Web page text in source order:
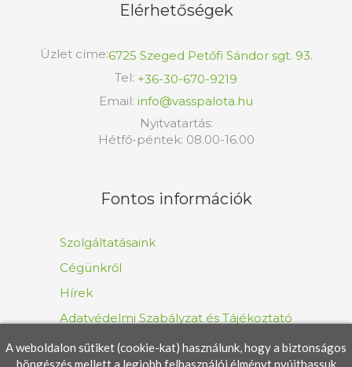
Elérhetőségek
Üzlet címe:6725 Szeged Petőfi Sándor sgt. 93.
Tel: +36-30-670-9219
Email: info@vasspalota.hu
Nyitvatartás:
Hétfő-péntek: 08.00-16.00
Fontos információk
Szolgáltatásaink
Cégünkről
Hírek
Adatvédelmi Szabályzat és Tájékoztató
A weboldalon sütiket (cookie-kat) használunk, hogy a biztonságos
böngészés mellett a legjobb felhasználói élményt nyújthassuk